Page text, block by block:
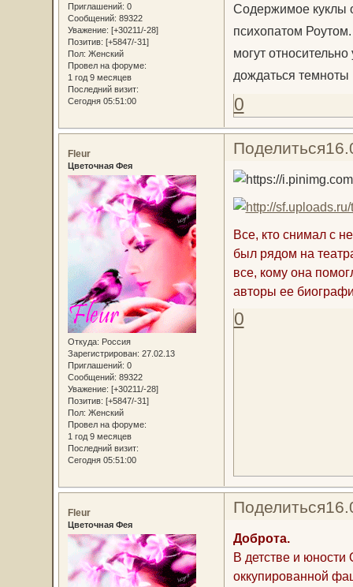
Приглашений: 0
Сообщений: 89322
Уважение: [+30211/-28]
Позитив: [+5847/-31]
Пол: Женский
Провел на форуме:
1 год 9 месяцев
Последний визит:
Сегодня 05:51:00
Содержимое куклы
психопатом
могут
дождаться темноты
0
Поделиться
Fleur
Цветочная Фея
Откуда: Россия
Зарегистрирован: 27.02.13
Приглашений: 0
Сообщений: 89322
Уважение: [+30211/-28]
Позитив: [+5847/-31]
Пол: Женский
Провел на форуме:
1 год 9 месяцев
Последний визит:
Сегодня 05:51:00
Все, кто снимал с
был рядом на
все, кому она
авторы ее
0
Поделиться
Fleur
Цветочная Фея
Доброта.
В детстве и
оккупированной